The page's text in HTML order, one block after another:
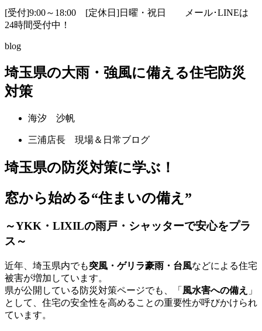
[受付]9:00～18:00 [定休日]日曜・祝日
メール･LINEは
24時間受付中！
blog
埼玉県の大雨・強風に備える住宅防災
対策
海汐 沙帆
三浦店長 現場＆日常ブログ
埼玉県の防災対策に学ぶ！
窓から始める“住まいの備え”
～YKK・LIXILの雨戸・シャッターで安心をプラ
ス～
近年、埼玉県内でも突風・ゲリラ豪雨・台風などによる住宅
被害が増加しています。
県が公開している防災対策ページでも、「 風水害への備え 」
として、住宅の安全性を高めることの重要性が呼びかけられ
ています。